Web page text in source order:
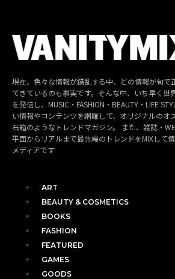
現在、色々な情報が錯乱する中、どの情報が旬で
てきているのも事実です。そんな中、いち早く世
を発信し、MUSIC・FASHION・BEAUTY・LIFE
い情報やコンテンツを網羅して、オリジナルのオ
石箱のようなトレンドマガジン。 また、雑誌・
平面からリアルまで最先端のトレンドをMIXして
メディアです
ART
BEAUTY & COSMETICS
BOOKS
FASHION
FEATURED
GAMES
GOODS